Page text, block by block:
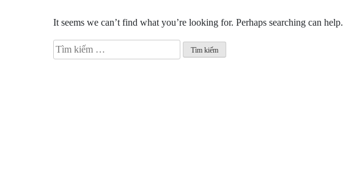
It seems we can’t find what you’re looking for. Perhaps searching can help.
Tìm
kiếm